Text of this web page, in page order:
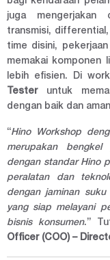
juga mengerjakan
transmisi,
time disini,
memakai komponen
lebih efisien. Di
Testeruntuk
dengan baik dan
“Hino Workshop
merupakan
dengan standar Hino
peralatan dan
dengan jaminan
yang siap melayani
bisnis konsumen.”
Officer (COO) –